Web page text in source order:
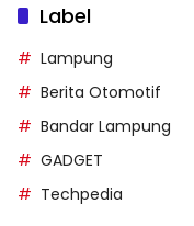
Label
Lampung
Berita Otomotif
Bandar Lampung
GADGET
Techpedia